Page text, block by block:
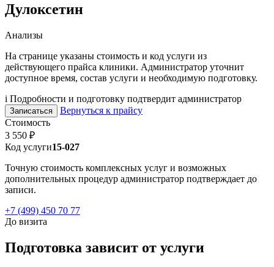
Дулоксетин
Анализы
На странице указаны стоимость и код услуги из
действующего прайса клиники. Администратор уточнит
доступное время, состав услуги и необходимую подготовку.
i Подробности и подготовку подтвердит администратор
Записаться
Вернуться к прайсу
Стоимость
3 550 ₽
Код услуги15-027
Точную стоимость комплексных услуг и возможных
дополнительных процедур администратор подтверждает до
записи.
+7 (499) 450 70 77
До визита
Подготовка зависит от услуги